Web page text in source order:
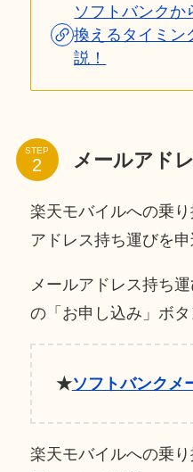
ソフトバンクか
換えるタイミン
説！
STEP メールアド
楽天モバイルへの乗
アドレス持ち運びを申
メールアドレス持ち
の「お申し込み」ボタ
★ソフトバンクメ
楽天モバイルへの乗